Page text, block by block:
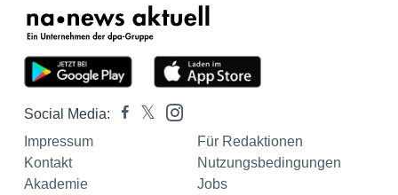
Social Media:
Impressum
Für Redaktionen
Kontakt
Nutzungsbedingungen
Akademie
Jobs